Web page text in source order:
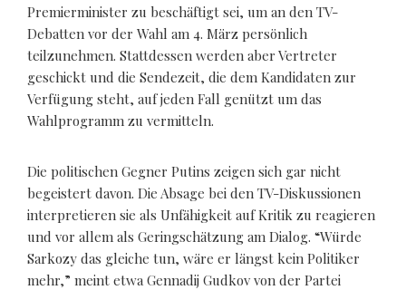
Premierminister zu beschäftigt sei, um an den TV-
Debatten vor der Wahl am 4. März persönlich
teilzunehmen. Stattdessen werden aber Vertreter
geschickt und die Sendezeit, die dem Kandidaten zur
Verfügung steht, auf jeden Fall genützt um das
Wahlprogramm zu vermitteln.
Die politischen Gegner Putins zeigen sich gar nicht
begeistert davon. Die Absage bei den TV-Diskussionen
interpretieren sie als Unfähigkeit auf Kritik zu reagieren
und vor allem als Geringschätzung am Dialog. “Würde
Sarkozy das gleiche tun, wäre er längst kein Politiker
mehr,” meint etwa Gennadij Gudkov von der Partei